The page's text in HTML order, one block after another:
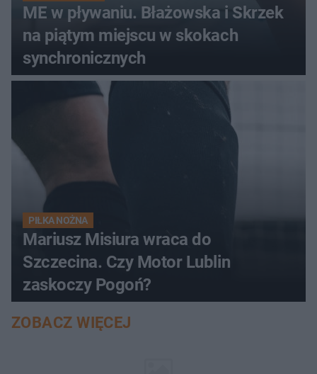
ME w pływaniu. Błażowska i Skrzek
na piątym miejscu w skokach
synchronicznych
PIŁKA NOŻNA
Mariusz Misiura wraca do
Szczecina. Czy Motor Lublin
zaskoczy Pogoń?
ZOBACZ WIĘCEJ